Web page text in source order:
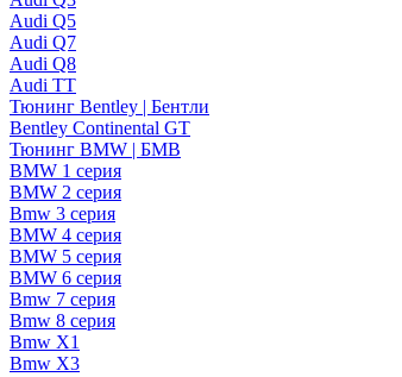
Audi Q5
Audi Q7
Audi Q8
Audi TT
Тюнинг Bentley | Бентли
Bentley Continental GT
Тюнинг BMW | БМВ
BMW 1 серия
BMW 2 серия
Bmw 3 серия
BMW 4 серия
BMW 5 серия
BMW 6 серия
Bmw 7 серия
Bmw 8 серия
Bmw X1
Bmw X3